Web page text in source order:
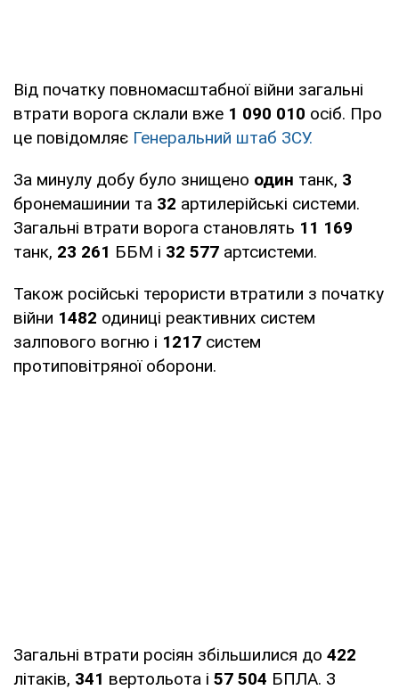
Від початку повномасштабної війни загальні
втрати ворога склали вже 1 090 010 осіб. Про
це повідомляє Генеральний штаб ЗСУ.
За минулу добу було знищено один танк, 3
бронемашинии та 32 артилерійські системи.
Загальні втрати ворога становлять 11 169
танк, 23 261 ББМ і 32 577 артсистеми.
Також російські терористи втратили з початку
війни 1482 одиниці реактивних систем
залпового вогню і 1217 систем
протиповітряної оборони.
Загальні втрати росіян збільшилися до 422
літаків, 341 вертольота і 57 504 БПЛА. З